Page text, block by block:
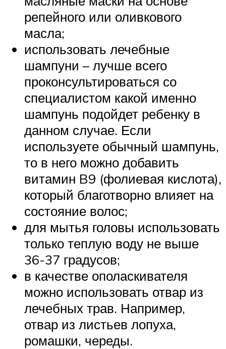
репейного или оливкового
масла;
использовать лечебные
шампуни – лучше всего
проконсультироваться со
специалистом какой именно
шампунь подойдет ребенку в
данном случае. Если
используете обычный шампунь,
то в него можно добавить
витамин B9 (фолиевая кислота),
который благотворно влияет на
состояние волос;
для мытья головы использовать
только теплую воду не выше
36-37 градусов;
в качестве ополаскивателя
можно использовать отвар из
лечебных трав. Например,
отвар из листьев лопуха,
ромашки, череды.